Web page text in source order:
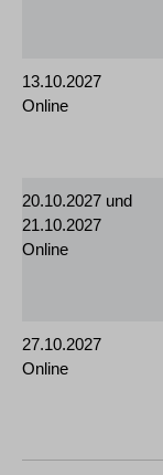
13.10.2027
Online
20.10.2027 und
21.10.2027
Online
27.10.2027
Online